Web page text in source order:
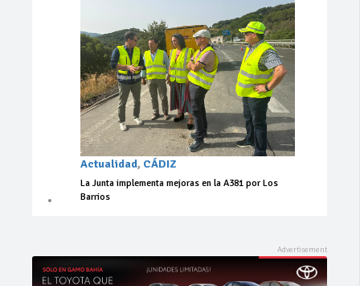
Actualidad, CÁDIZ
La Junta implementa mejoras en la A381 por Los
Barrios